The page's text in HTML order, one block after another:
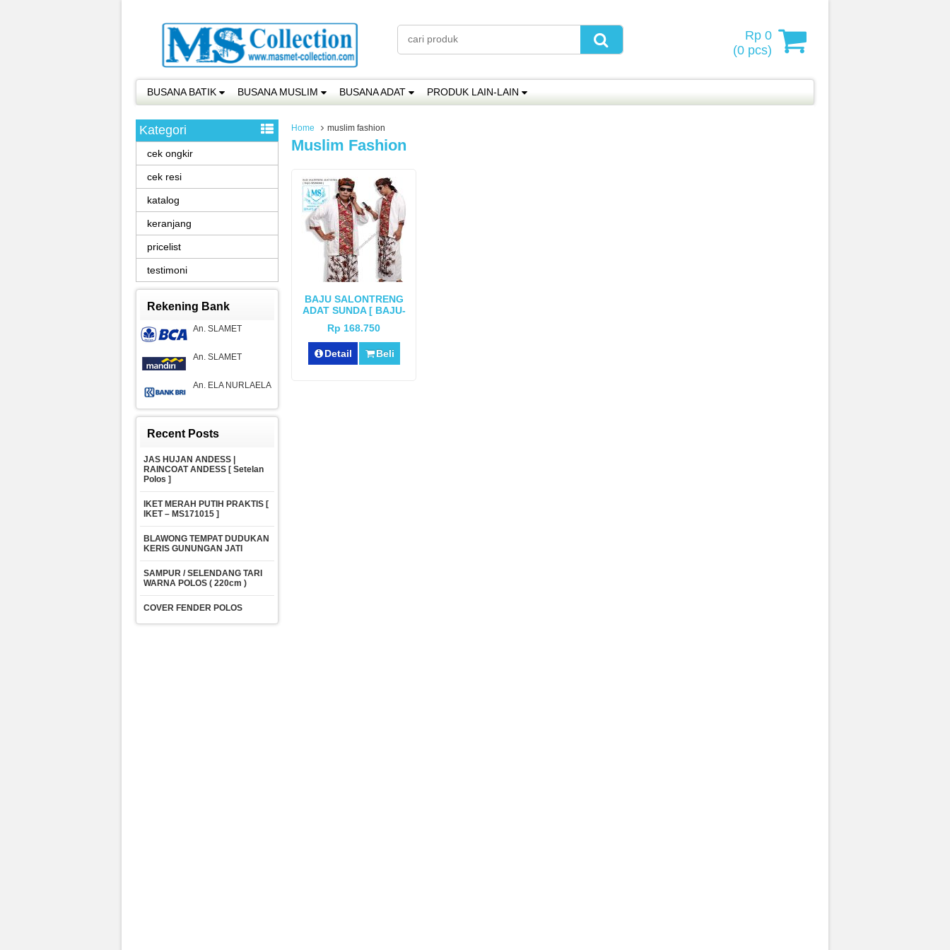
Rp 0
(0 pcs)
BUSANA BATIK BUSANA MUSLIM BUSANA ADAT PRODUK LAIN-LAIN
Home muslim fashion
Muslim Fashion
BAJU SALONTRENG
ADAT SUNDA [ BAJU-
Rp 168.750
Detail Beli
Kategori
cek ongkir
cek resi
katalog
keranjang
pricelist
testimoni
Rekening Bank
An. SLAMET
An. SLAMET
An. ELA NURLAELA
Recent Posts
JAS HUJAN ANDESS |
RAINCOAT ANDESS [ Setelan
Polos ]
IKET MERAH PUTIH PRAKTIS [
IKET – MS171015 ]
BLAWONG TEMPAT DUDUKAN
KERIS GUNUNGAN JATI
SAMPUR / SELENDANG TARI
WARNA POLOS ( 220cm )
COVER FENDER POLOS